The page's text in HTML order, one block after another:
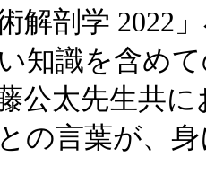
解剖学 2022
知識を含め
公太先生共
の言葉が、